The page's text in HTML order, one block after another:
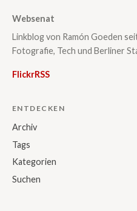
Websenat
Linkblog von Ramón Goeden
Fotografie, Tech und Berliner
FlickrRSS
ENTDECKEN
Archiv
Tags
Kategorien
Suchen